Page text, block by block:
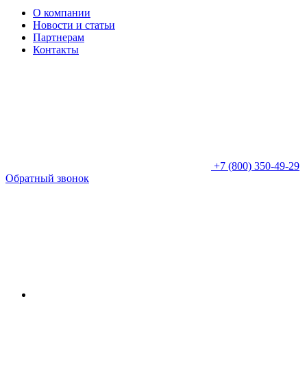
О компании
Новости и статьи
Партнерам
Контакты
+7 (800) 350-49-29
Обратный звонок